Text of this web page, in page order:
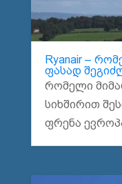
Ryanair –
ფასად
რომელი
სიხშირით
ფრენა